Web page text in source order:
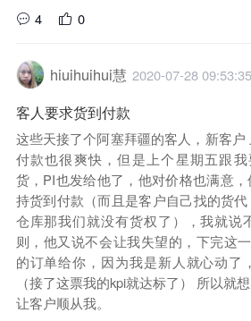
4
0
hiuihuihui慧 2020-07-28 09:53:35
客人要求货到付款
这些天接了个阿塞拜疆的客人，新客户
付款也很爽快，但是上个星期五跟我
货，PI也发给他了，他对价格也满意
持货到付款（而且是客户自己找的货
仓库那我们就没有货权了），我就说
则，他又说不会让我失望的，下完这
的订单给你，因为我是新人就心动了
（接了这票我的kpi就达标了） 所以就
让客户顺从我。